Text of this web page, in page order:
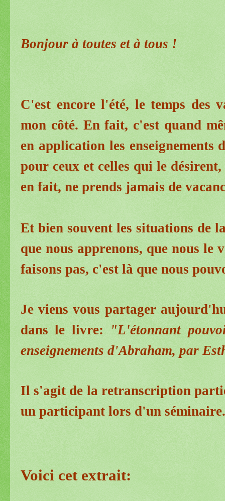
Bonjour à toutes et à tous !
C'est encore l'été, le temps des
mon côté. En fait, c'est quand
en application les
pour ceux et celles qui le
en fait, ne prends jamais de
Et bien souvent les situations de
que nous apprenons, que nous le
faisons pas, c'est là que nous
Je viens vous partager
dans le livre:
"L'étonnant
enseignements d'Abraham, par
Il s'agit de la retranscription
un participant lors d'un séminaire.
Voici cet extrait: